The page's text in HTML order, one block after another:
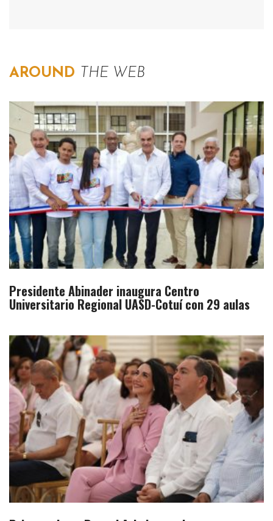
AROUND THE WEB
Presidente Abinader inaugura Centro
Universitario Regional UASD-Cotuí con 29 aulas